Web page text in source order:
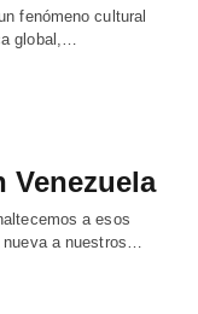
fenómeno cultural
global,…
Venezuela
a esos
nueva a nuestros…